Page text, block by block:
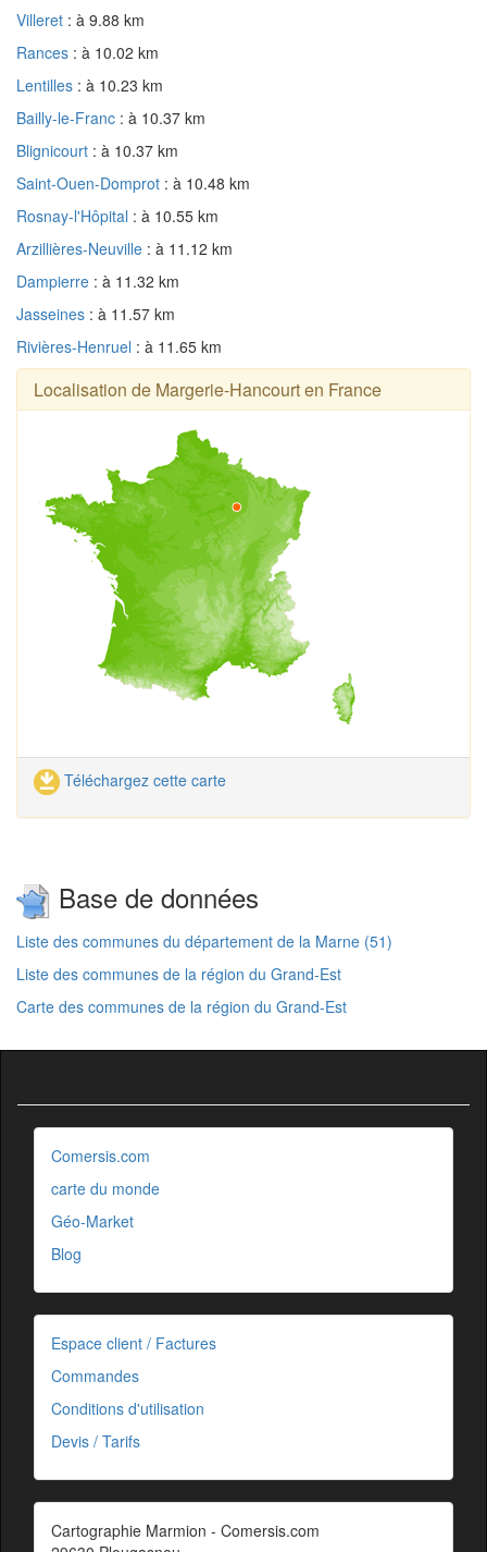
Villeret : à 9.88 km
Rances : à 10.02 km
Lentilles : à 10.23 km
Bailly-le-Franc : à 10.37 km
Blignicourt : à 10.37 km
Saint-Ouen-Domprot : à 10.48 km
Rosnay-l'Hôpital : à 10.55 km
Arzillières-Neuville : à 11.12 km
Dampierre : à 11.32 km
Jasseines : à 11.57 km
Rivières-Henruel : à 11.65 km
Localisation de Margerie-Hancourt en France
Téléchargez cette carte
Base de données
Liste des communes du département de la Marne (51)
Liste des communes de la région du Grand-Est
Carte des communes de la région du Grand-Est
Comersis.com
carte du monde
Géo-Market
Blog
Espace client / Factures
Commandes
Conditions d'utilisation
Devis / Tarifs
Cartographie Marmion - Comersis.com